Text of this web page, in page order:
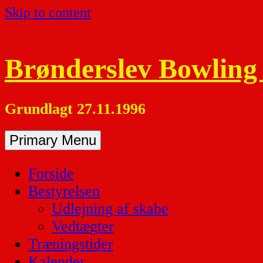
Skip to content
Brønderslev
Grundlagt 27.11.1996
Primary Menu
Forside
Bestyrelsen
Udlejning af skabe
Vedtægter
Træningstider